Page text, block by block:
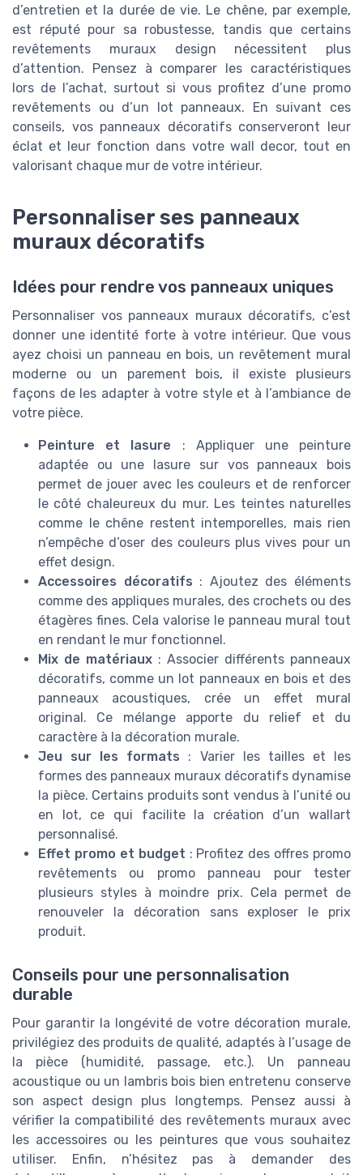
d’entretien et la durée de vie. Le chêne, par exemple,
est réputé pour sa robustesse, tandis que certains
revêtements muraux design nécessitent plus
d’attention. Pensez à comparer les caractéristiques
lors de l’achat, surtout si vous profitez d’une promo
revêtements ou d’un lot panneaux. En suivant ces
conseils, vos panneaux décoratifs conserveront leur
éclat et leur fonction dans votre wall decor, tout en
valorisant chaque mur de votre intérieur.
Personnaliser ses panneaux
muraux décoratifs
Idées pour rendre vos panneaux uniques
Personnaliser vos panneaux muraux décoratifs, c’est
donner une identité forte à votre intérieur. Que vous
ayez choisi un panneau en bois, un revêtement mural
moderne ou un parement bois, il existe plusieurs
façons de les adapter à votre style et à l’ambiance de
votre pièce.
Peinture et lasure : Appliquer une peinture
adaptée ou une lasure sur vos panneaux bois
permet de jouer avec les couleurs et de renforcer
le côté chaleureux du mur. Les teintes naturelles
comme le chêne restent intemporelles, mais rien
n’empêche d’oser des couleurs plus vives pour un
effet design.
Accessoires décoratifs : Ajoutez des éléments
comme des appliques murales, des crochets ou des
étagères fines. Cela valorise le panneau mural tout
en rendant le mur fonctionnel.
Mix de matériaux : Associer différents panneaux
décoratifs, comme un lot panneaux en bois et des
panneaux acoustiques, crée un effet mural
original. Ce mélange apporte du relief et du
caractère à la décoration murale.
Jeu sur les formats : Varier les tailles et les
formes des panneaux muraux décoratifs dynamise
la pièce. Certains produits sont vendus à l’unité ou
en lot, ce qui facilite la création d’un wallart
personnalisé.
Effet promo et budget : Profitez des offres promo
revêtements ou promo panneau pour tester
plusieurs styles à moindre prix. Cela permet de
renouveler la décoration sans exploser le prix
produit.
Conseils pour une personnalisation
durable
Pour garantir la longévité de votre décoration murale,
privilégiez des produits de qualité, adaptés à l’usage de
la pièce (humidité, passage, etc.). Un panneau
acoustique ou un lambris bois bien entretenu conserve
son aspect design plus longtemps. Pensez aussi à
vérifier la compatibilité des revêtements muraux avec
les accessoires ou les peintures que vous souhaitez
utiliser. Enfin, n’hésitez pas à demander des